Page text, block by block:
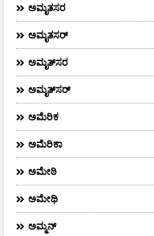
ಅಮೃತಸರ
ಅಮೃತಸರ್
ಅಮೃತ್‌ಸರ
ಅಮೃತ್​ಸರ್​
ಅಮೆರಿಕ
ಅಮೆರಿಕಾ
ಅಮೇಠಿ
ಅಮೇಥಿ
ಅಮ್ಮನ್‌